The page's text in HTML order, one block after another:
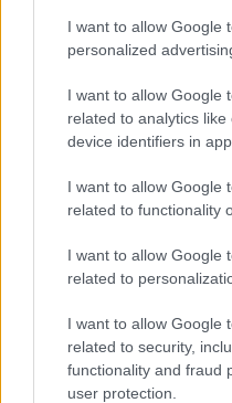
I want to allow Google
personalized
I want to allow Google
related to analytics
device identifiers in
I want to allow Google
related to functionality
I want to allow Google
related to
I want to allow Google
related to security,
functionality and fraud
user protection.
Continue lendo
FISCO